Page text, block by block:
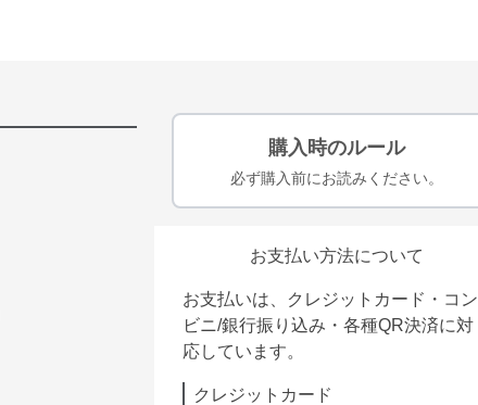
購入時のルール
必ず購入前にお読みください。
お支払い方法について
お支払いは、クレジットカード・コン
ビニ/銀行振り込み・各種QR決済に対
応しています。
クレジットカード